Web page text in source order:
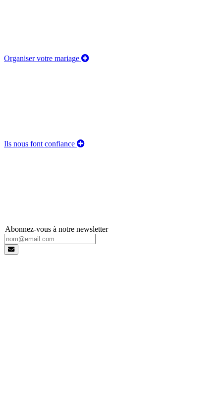
Organiser votre mariage
Ils nous font confiance
Abonnez-vous à notre newsletter